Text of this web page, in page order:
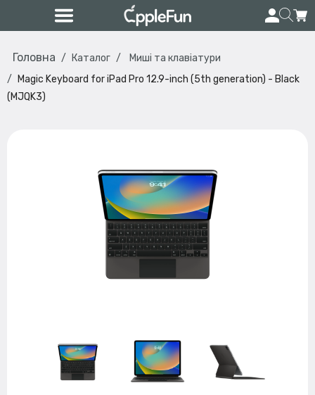
Головна Каталог
Миші та клавіатури
Magic Keyboard for iPad Pro 12.9-inch (5th generation) - Black
(MJQK3)